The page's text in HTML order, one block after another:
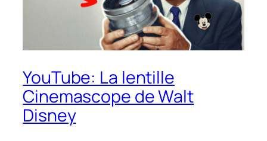
YouTube: La lentille
Cinemascope de Walt
Disney